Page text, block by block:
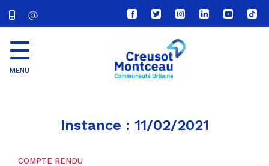
Lien
vers
compte
Facebook
Lien
vers
compte
Twitter
Lien
vers
le
compte
Lien
vers
Lien
vers
Lien
vers
MENU
Instance : 11/02/2021
COMPTE RENDU